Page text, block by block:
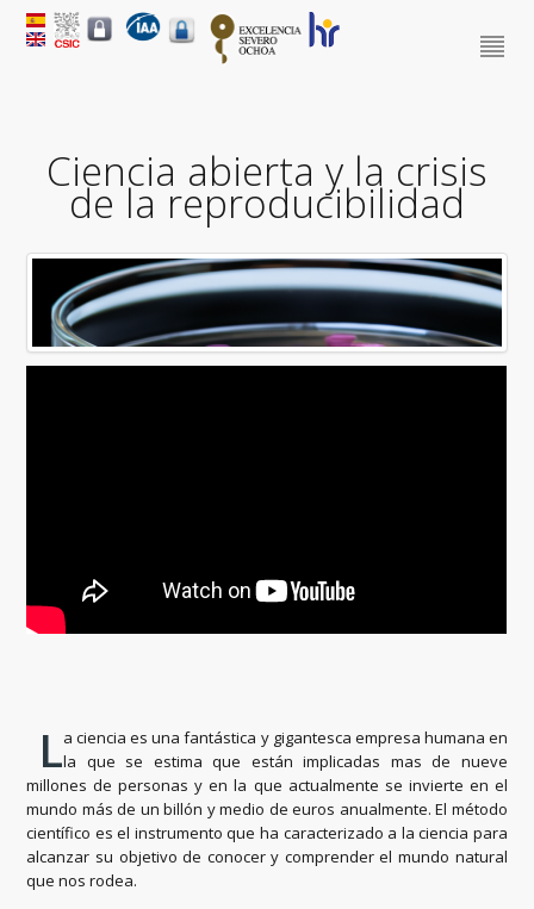
Ciencia abierta y la crisis
de la reproducibilidad
La ciencia es una fantástica y gigantesca empresa humana en
la que se estima que están implicadas mas de nueve
millones de personas y en la que actualmente se invierte en el
mundo más de un billón y medio de euros anualmente. El método
científico es el instrumento que ha caracterizado a la ciencia para
alcanzar su objetivo de conocer y comprender el mundo natural
que nos rodea.